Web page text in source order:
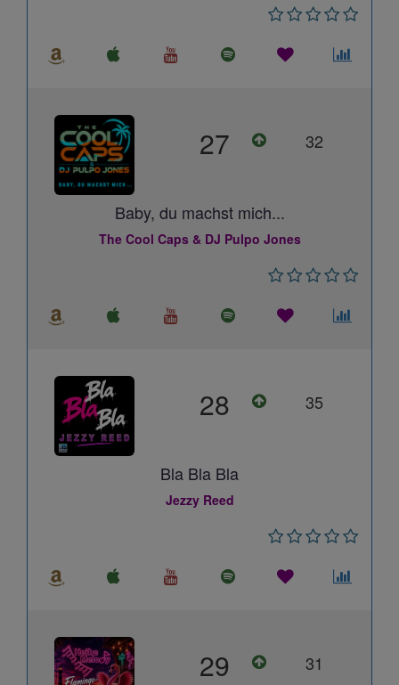
27 32
Baby, du machst mich...
The Cool Caps & DJ Pulpo Jones
28 35
Bla Bla Bla
Jezzy Reed
29 31